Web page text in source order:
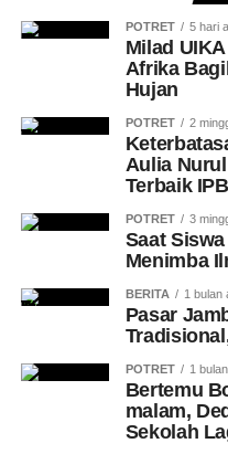
POTRET 5 hari
Milad
Afrika
Hujan
POTRET 2
Aulia
Terbaik
POTRET 3
Saat
Menimba
BERITA 1 bulan
Pasar
POTRET 1
Bertemu
malam,
Sekolah